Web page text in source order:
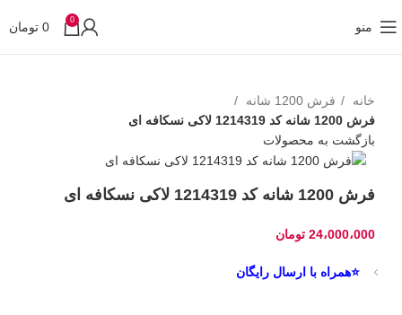
منو 0
0 تومان
خانه
فرش 1200 شانه
فرش 1200 شانه کد 1214319 لاکی نسکافه ای
بازگشت به محصولات
فرش 1200 شانه کد 1214319 لاکی نسکافه ای
24،000،000 تومان
⭐همراه با ارسال رایگان